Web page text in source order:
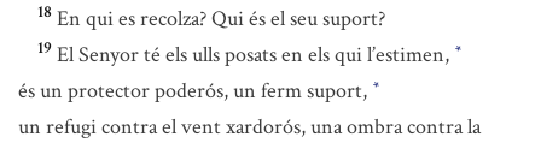
18 En qui es recolza? Qui és el seu suport?
19 El Senyor té els ulls posats en els qui l’estimen, *
és un protector poderós, un ferm suport, *
un refugi contra el vent xardorós, una ombra contra la